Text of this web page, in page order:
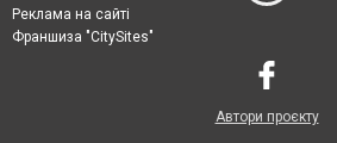
Реклама на сайті
Франшиза "CitySites"
Автори проєкту